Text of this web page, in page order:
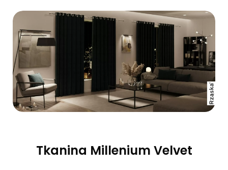
Tkanina Millenium Velvet